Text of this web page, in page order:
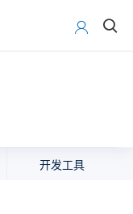
开发工具